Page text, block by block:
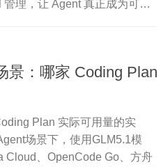
理，让 Agent 真正成为可靠
景：哪家 Coding Plan
Plan 实际可用量的实
场景下，使用GLM5.1模
Cloud、OpenCode Go、方舟